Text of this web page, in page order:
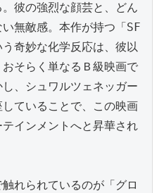
彼の強烈な顔芸と、どん
無敵感。本作が持つ「SF
奇妙な化学反応は、彼以
そらく単なるＢ級映画で
、シュワルツェネッガー
ていることで、この映画
インメントへと昇華され
れられているのが「グロ